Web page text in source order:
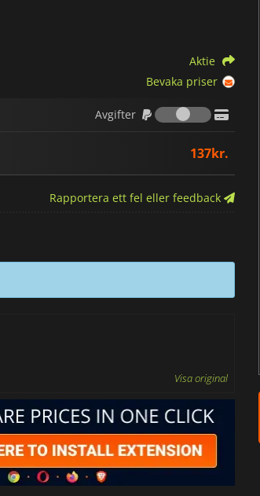
Aktie
Bevaka priser
Avgifter
Avgifter
137kr.
Rapportera ett fel eller feedback
Visa original